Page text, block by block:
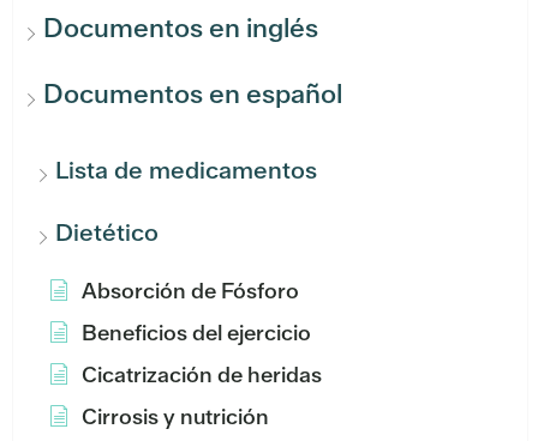
Documentos en inglés
Documentos en español
Lista de medicamentos
Dietético
Absorción de Fósforo
Beneficios del ejercicio
Cicatrización de heridas
Cirrosis y nutrición